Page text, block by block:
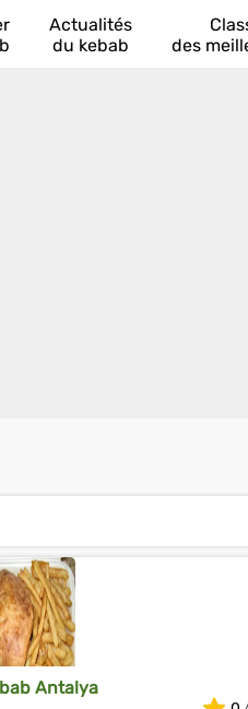
Actualités
du kebab
des
Antalya